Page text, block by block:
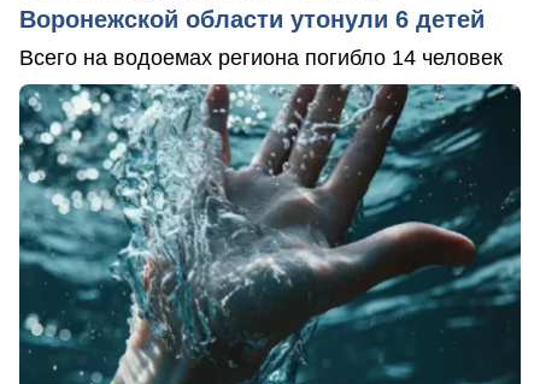
Воронежской области утонули 6 детей
Всего на водоемах региона погибло 14 человек